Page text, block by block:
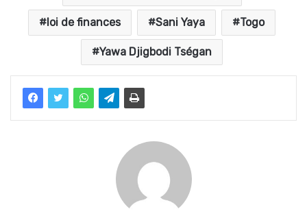
loi de finances Sani Yaya Togo
Yawa Djigbodi Tségan